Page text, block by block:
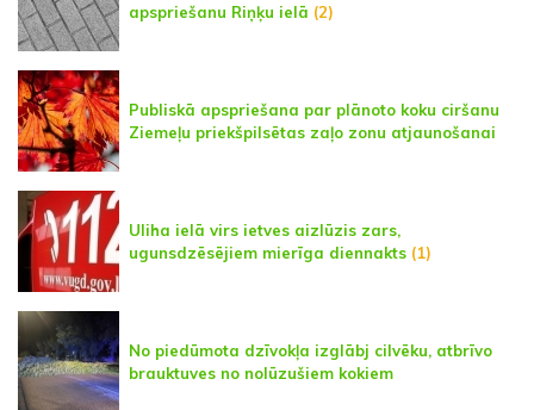
apspriešanu Riņķu ielā (2)
Publiskā apspriešana par plānoto koku ciršanu
Ziemeļu priekšpilsētas zaļo zonu atjaunošanai
Uliha ielā virs ietves aizlūzis zars,
ugunsdzēsējiem mierīga diennakts (1)
No piedūmota dzīvokļa izglābj cilvēku, atbrīvo
brauktuves no nolūzušiem kokiem